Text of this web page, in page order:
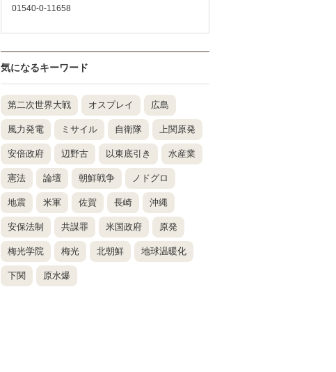
01540-0-11658
気になるキーワード
第二次世界大戦 オスプレイ 広島
風力発電 ミサイル 自衛隊 上関原発
安倍政府 辺野古 以東底引き 水産業
憲法 論壇 朝鮮戦争 ノドグロ
地震 米軍 佐賀 長崎 沖縄
安保法制 共謀罪 米国政府 原発
梅光学院 梅光 北朝鮮 地球温暖化
下関 原水爆